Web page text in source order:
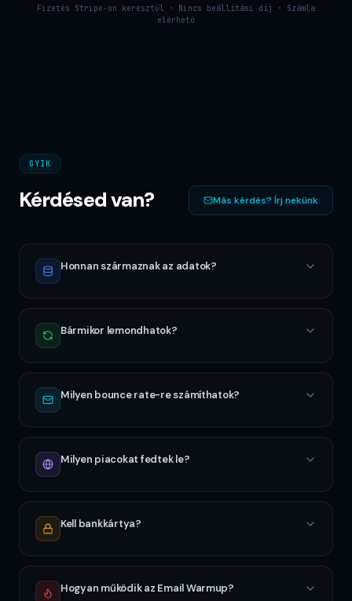
Fizetés Stripe-on keresztül · Nincs beállítási díj · Számla
elérhető
GYIK
Kérdésed van? Más kérdés? Írj nekünk
Honnan származnak az adatok?
Bármikor lemondhatok?
Milyen bounce rate-re számíthatok?
Milyen piacokat fedtek le?
Kell bankkártya?
Hogyan működik az Email Warmup?